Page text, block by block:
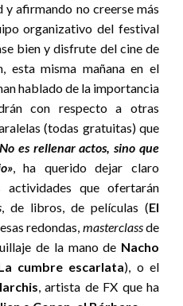
afirmando no creerse más
organizativo del festival
bien y disfrute del cine de
esta misma mañana en el
hablado de la importancia
con respecto a otras
(todas gratuitas) que
es rellenar actos, sino que
, ha querido dejar claro
actividades que ofertarán
, de libros, de películas (El
redondas, masterclassde
de la mano de Nacho
cumbre escarlata), o el
, artista de FX que ha